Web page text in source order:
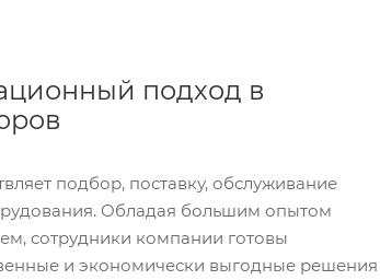
подход в
подбор, поставку, обслуживание
Обладая большим опытом
сотрудники компании готовы
и экономически выгодные решения